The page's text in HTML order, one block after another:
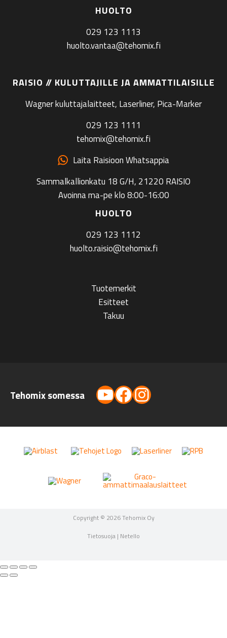
HUOLTO
029 123 1113
huolto.vantaa@tehomix.fi
RAISIO // KULUTTAJILLE JA AMMATTILAISILLE
Wagner kuluttajalaitteet, Laserliner, Pica-Marker
029 123 1111
tehomix@tehomix.fi
Laita Raisioon Whatsappia
Sammalkallionkatu 18 G/H, 21220 RAISIO
Avoinna ma-pe klo 8:00-16:00
HUOLTO
029 123 1112
huolto.raisio@tehomix.fi
Tuotemerkit
Esitteet
Takuu
Tehomix somessa YouTube
Facebook
Instagram
Copyright © 2026 Tehomix Oy
Tietosuoja | Netello